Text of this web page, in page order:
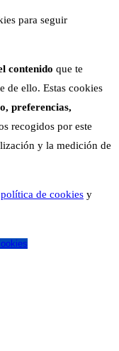
para seguir
contenido que te
de ello. Estas cookies
preferencias,
recogidos por este
y la medición de
política de cookies y